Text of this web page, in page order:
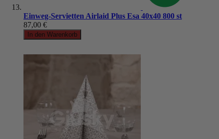
Einweg-Servietten Airlaid Plus Esa 40x40 800 st
87,00 €
In den Warenkorb